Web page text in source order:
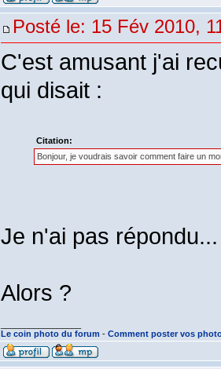
Posté le: 15 Fév 2010,
C'est amusant j'ai
qui disait :
Citation:
Bonjour, je voudrais savoir comment faire un
Je n'ai pas répondu...
Alors ?
Le coin photo du forum - Comment poster vos